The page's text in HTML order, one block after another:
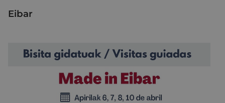
Eibar